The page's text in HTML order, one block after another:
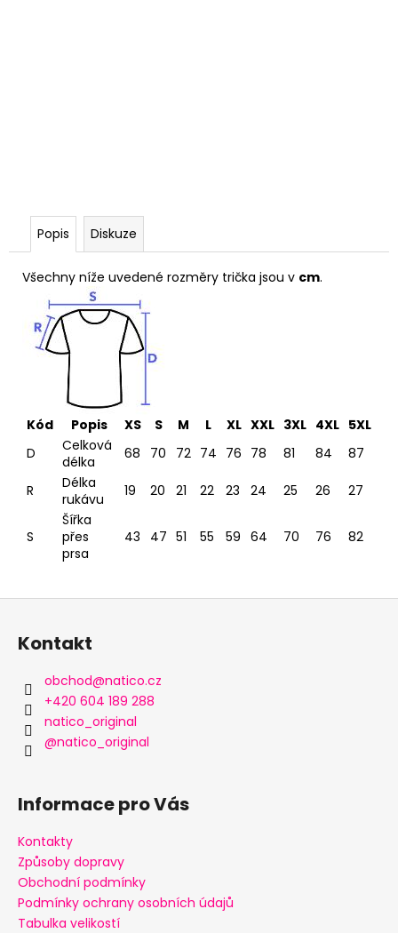
Popis Diskuze
Všechny níže uvedené rozměry trička jsou v cm.
Kód Popis XS S M L XL XXL 3XL 4XL 5XL
D
Celková
délka
68 70 72 74 76 78 81 84 87
R
Délka
rukávu
19 20 21 22 23 24 25 26 27
S
Šířka
přes
prsa
43 47 51 55 59 64 70 76 82
Z
Kontakt
obchod@natico.cz
+420 604 189 288
natico_original
@natico_original
Informace pro Vás
Kontakty
Způsoby dopravy
Obchodní podmínky
Podmínky ochrany osobních údajů
Tabulka velikostí